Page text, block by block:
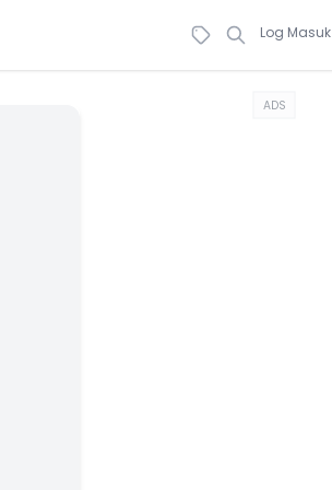
Log Masuk
ADS